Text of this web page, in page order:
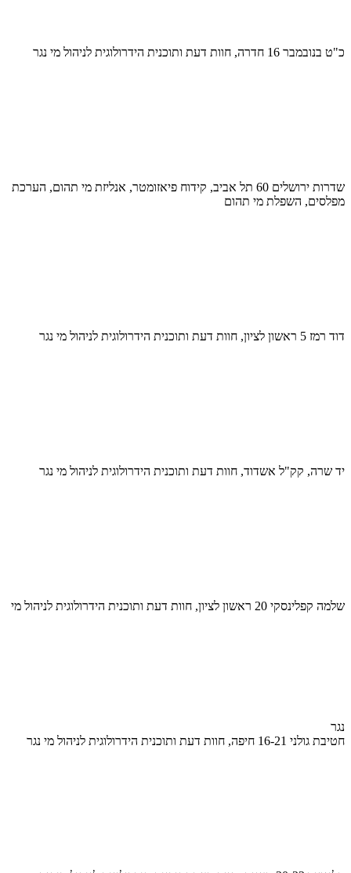
כ"ט בנובמבר 16 חדרה, חוות דעת ותוכנית הידרולוגית לניהול מי נגר
שדרות ירושלים 60 תל אביב, קידוח פיאזומטר, אנליזת מי תהום, הערכת
מפלסים, השפלת מי תהום
דוד רמז 5 ראשון לציון, חוות דעת ותוכנית הידרולוגית לניהול מי נגר
יד שרה, קק"ל אשדוד, חוות דעת ותוכנית הידרולוגית לניהול מי נגר
שלמה קפלינסקי 20 ראשון לציון, חוות דעת ותוכנית הידרולוגית לניהול מי
נגר
חטיבת גולני 16-21 חיפה, חוות דעת ותוכנית הידרולוגית לניהול מי נגר